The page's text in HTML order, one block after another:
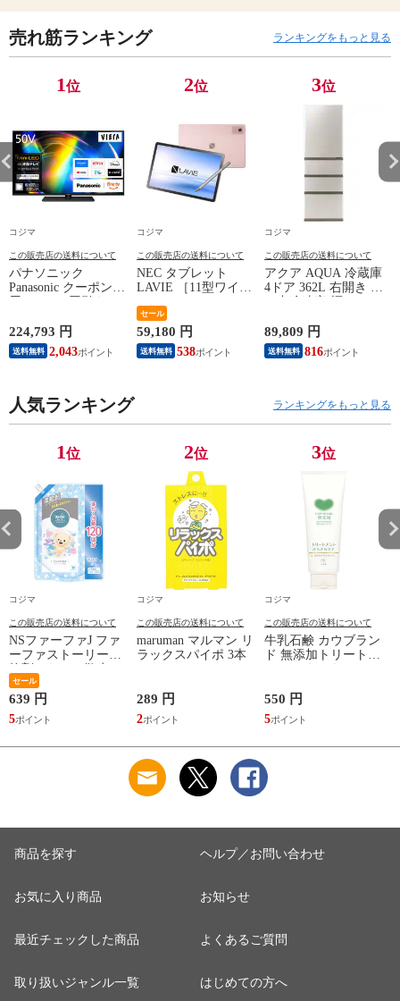
売れ筋ランキング ランキングをもっと見る
1位
コジマ
この販売店の送料について
パナソニック
Panasonic クーポン利
用で 20000円引き |
Mini LED液晶テレビ
VIERA ビエラ W95C
50V型 4K対応 TV-
224,793 円
送料無料 2,043
2位
コジマ
この販売店の送料について
NEC タブレット
LAVIE ［11型ワイド
レージ：256GB］ サ
ンドローズ PC-
T1175LAC
セール
59,180 円
送料無料 538
3位
コジマ
この販売店の送料について
アクア AQUA 冷蔵庫
4ドア 362L 右開き 真
ん中冷凍室 幅60cm
AQR-36A-N（標準設
置無料）
89,809 円
送料無料 816
人気ランキング ランキングをもっと見る
1位
コジマ
この販売店の送料について
NSファーファJ ファ
ーファストーリー柔
軟剤そらのお散歩
1200mL 詰替
セール
639 円
5
2位
コジマ
この販売店の送料について
maruman マルマン リ
ラックスパイポ 3本
289 円
2
3位
コジマ
この販売店の送料について
牛乳石鹸 カウブラン
ド 無添加トリートメ
ント さらさらケア
550 円
5
商品を探す
お気に入り商品
最近チェックした商品
取り扱いジャンル一覧
ヘルプ／お問い合わせ
お知らせ
よくあるご質問
はじめての方へ